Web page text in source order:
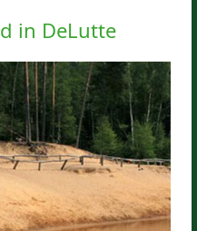
in DeLutte